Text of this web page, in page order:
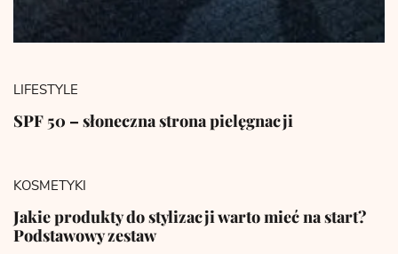
LIFESTYLE
SPF 50 – słoneczna strona pielęgnacji
KOSMETYKI
Jakie produkty do stylizacji warto mieć na start?
Podstawowy zestaw